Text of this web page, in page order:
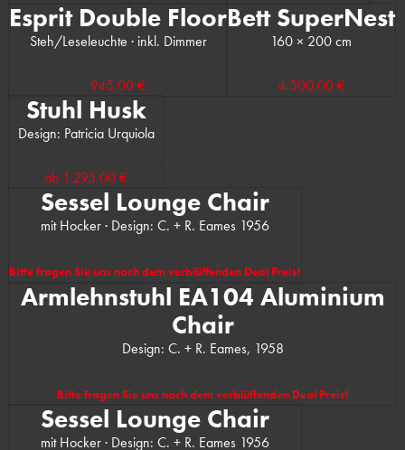
Esprit Double Floor
Steh/Leseleuchte · inkl. Dimmer
945,00 €
Bett SuperNest
160 × 200 cm
4.500,00 €
Stuhl Husk
Design: Patricia Urquiola
ab 1.295,00 €
Sessel Lounge Chair
mit Hocker · Design: C. + R. Eames 1956
Bitte fragen Sie uns nach dem verblüffenden Deal Preis!
Armlehnstuhl EA104 Aluminium
Chair
Design: C. + R. Eames, 1958
Bitte fragen Sie uns nach dem verblüffenden Deal Preis!
Sessel Lounge Chair
mit Hocker · Design: C. + R. Eames 1956